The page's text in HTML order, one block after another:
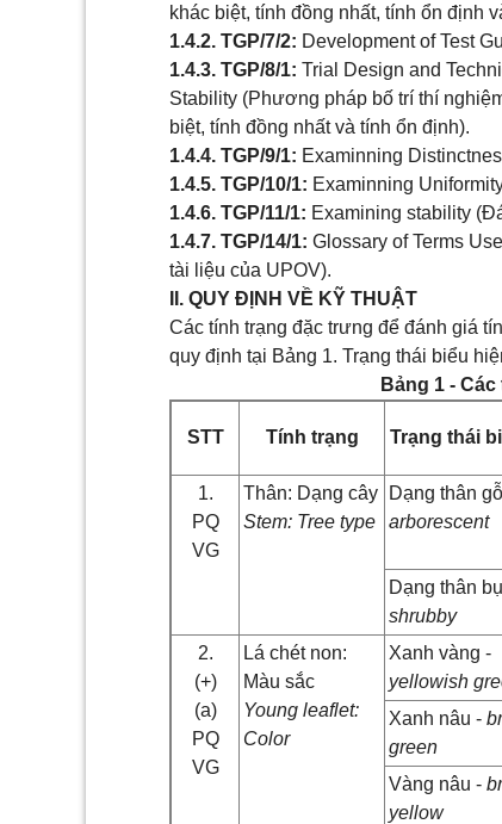
khác biệt, tính đồng nhất, tính ổn định
1.4.2. TGP/7/2: Development of Test
1.4.3. TGP/8/1: Trial Design and
Stability (Phương pháp bố trí thí
biệt, tính đồng nhất và tính ổn định).
1.4.4. TGP/9/1: Examinning
1.4.5. TGP/10/1: Examinning
1.4.6. TGP/11/1: Examining stability
1.4.7. TGP/14/1: Glossary of Terms
tài liệu của UPOV).
II. QUY ĐỊNH VỀ KỸ THUẬT
Các tính trạng đặc trưng để đánh giá
quy định tại Bảng 1. Trạng thái biểu
Bảng 1 -
STT Tính trạng Trạng thái
1.
PQ
VG
Thân: Dạng cây
Stem: Tree type
Dạng thân
arborescent
Dạng thân
shrubby
2.
(+)
(a)
PQ
VG
Lá chét non:
Màu sắc
Young leaflet:
Color
Xanh vàng -
yellowish
Xanh nâu -
green
Vàng nâu -
yellow